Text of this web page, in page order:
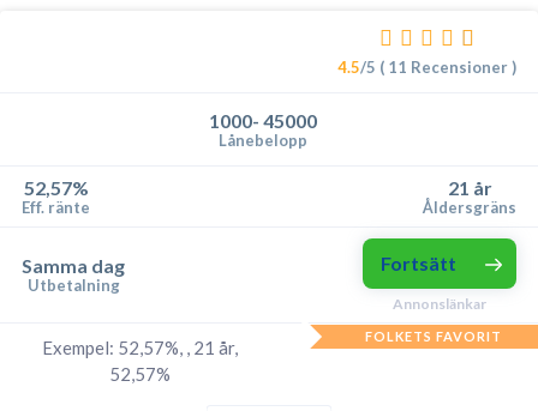
4.5/5 ( 11 Recensioner )
1000- 45000
Lånebelopp
52,57%
Eff. ränte
21 år
Åldersgräns
Samma dag
Utbetalning
Fortsätt
Annonslänkar
FOLKETS FAVORIT
Exempel: 52,57%, , 21 år,
52,57%